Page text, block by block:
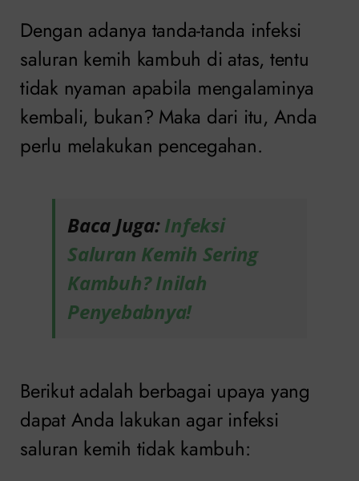
Dengan adanya tanda-tanda infeksi
saluran kemih kambuh di atas, tentu
tidak nyaman apabila mengalaminya
kembali, bukan? Maka dari itu, Anda
perlu melakukan pencegahan.
Baca Juga:Infeksi
Saluran Kemih Sering
Kambuh? Inilah
Penyebabnya!
Berikut adalah berbagai upaya yang
dapat Anda lakukan agar infeksi
saluran kemih tidak kambuh: